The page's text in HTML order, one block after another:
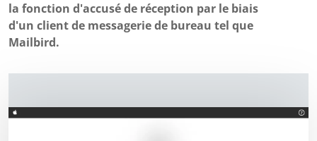
la fonction d'accusé de réception par le biais
d'un client de messagerie de bureau tel que
Mailbird.